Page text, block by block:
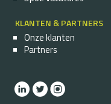
KLANTEN & PARTNERS
Onze klanten
Partners